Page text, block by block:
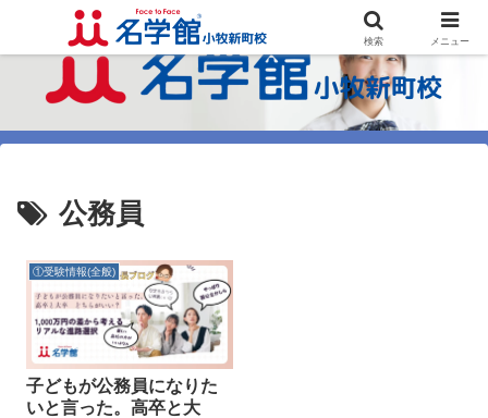
公務員
①受験情報(全般)
子どもが公務員になりた
いと言った。高卒と大
検索 メニュー